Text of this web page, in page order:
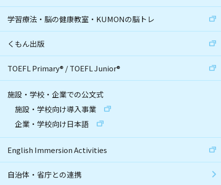
学習療法・脳の健康教室・KUMONの脳トレ
くもん出版
TOEFL Primary® /TOEFL Junior®
施設・学校・企業での公文式
施設・学校向け導入事業
企業・学校向け日本語
English Immersion Activities
自治体・省庁との連携